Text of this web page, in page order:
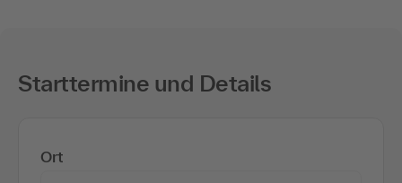
Starttermine und Details
Ort